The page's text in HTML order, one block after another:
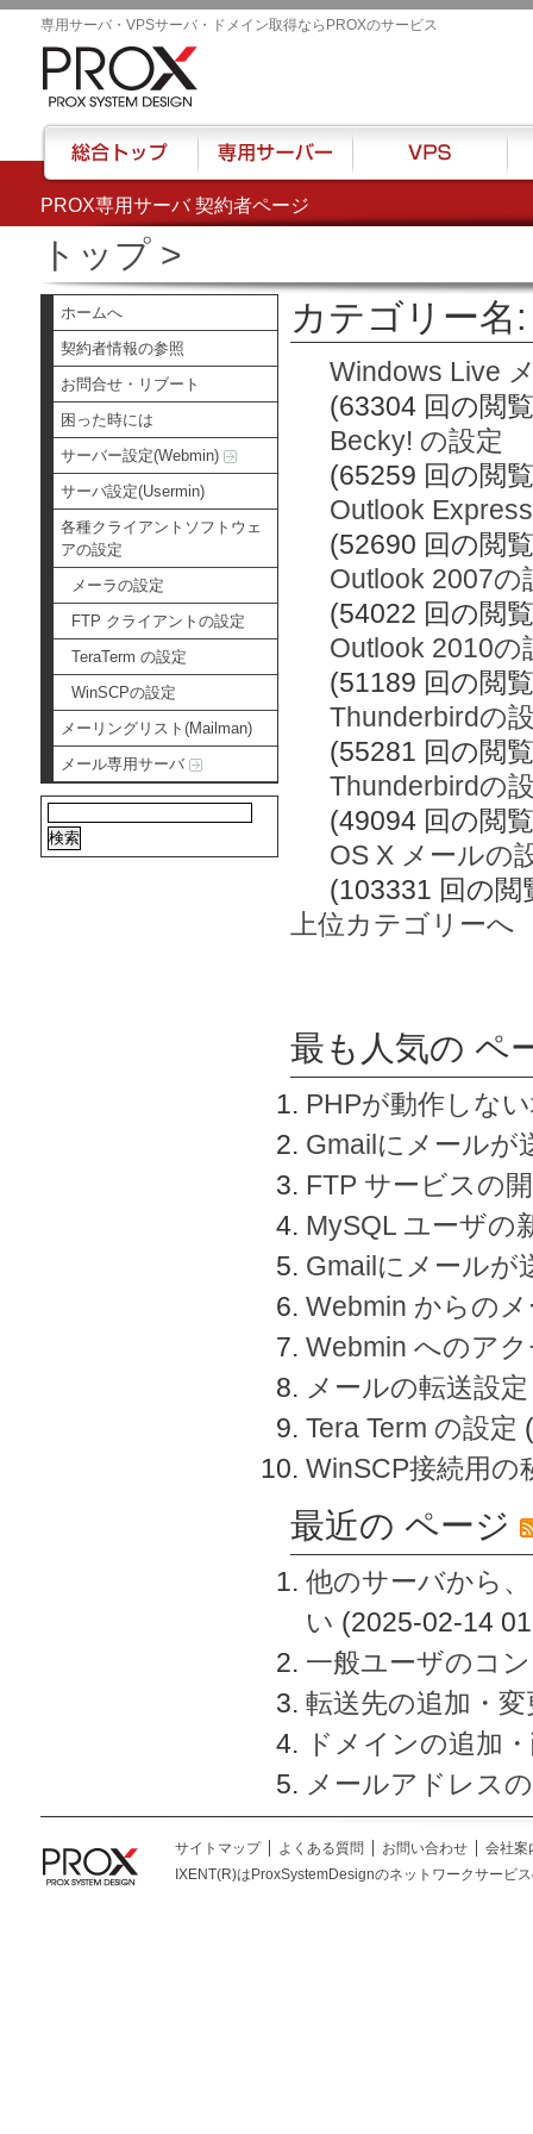
PROX専用サーバ 契約者ページ
専用サーバ・VPSサーバ・ドメイン取得ならPROXのサービス
トップ>
ホームへ
契約者情報の参照
お問合せ・リブート
困った時には
サーバー設定(Webmin)
サーバ設定(Usermin)
各種クライアントソフトウェ
アの設定
メーラの設定
FTP クライアントの設定
TeraTerm の設定
WinSCPの設定
メーリングリスト(Mailman)
メール専用サーバ
カテゴリー名
Windows Live
(63304 回の閲
Becky! の設定
(65259 回の閲
Outlook
(52690 回の閲
Outlook 2007の
(54022 回の閲
Outlook 2010の
(51189 回の閲
Thunderbirdの
(55281 回の閲
Thunderbirdの
(49094 回の閲
OS X メールの
(103331 回の閲
上位カテゴリーへ
最も人気の ペ
PHPが動作しな
Gmailにメールが
FTP サービスの
MySQL ユーザの
Gmailにメールが
Webmin からの
Webmin へのア
メールの転送設定
Tera Term の設定
WinSCP接続用の
最近の ページ
他のサーバから
い (2025-02-14
一般ユーザのコ
転送先の追加・
ドメインの追加
メールアドレス
総合トップ 専用サーバー VPS ハ
サイトマップ よくある質問 お問い合わせ
会社案
IXENT(R)はProxSystemDesignのネットワークサービ